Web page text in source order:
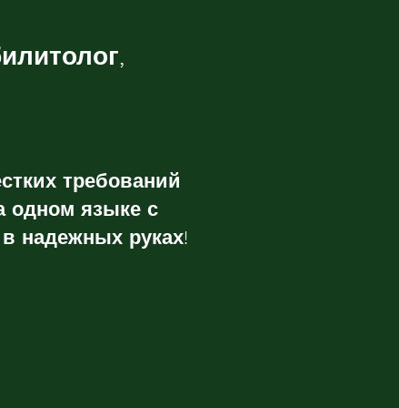
требований
одном языке с
надежных руках!